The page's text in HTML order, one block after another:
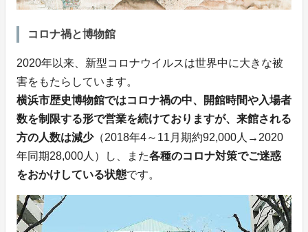
コロナ禍と博物館
2020年以来、新型コロナウイルスは世界中に大きな被
害をもたらしています。
横浜市歴史博物館ではコロナ禍の中、開館時間や入場者
数を制限する形で営業を続けておりますが、来館される
方の人数は減少（2018年4～11月期約92,000人→2020
年同期28,000人）し、また各種のコロナ対策でご迷惑
をおかけしている状態です。